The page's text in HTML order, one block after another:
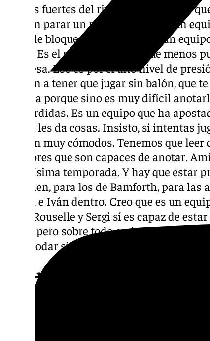
Puntos fuertes del rival: “Es un equipo
pueden parar un poco el ritmo. Es un
nivel de bloqueos indirectos. Es un
balón. Es el segundo equipo que menos
Manresa. Eso es por el alto nivel de
obligan a tener que jugar sin balón, que
pintura porque sino es muy difícil
tus pérdidas. Es un equipo que ha
zona y les da cosas. Insisto, si intentas
sienten muy cómodos. Tenemos que
jugadores que son capaces de anotar.
grandísima temporada. Y hay que estar
Valtonen, para los de Bamforth, para las
Rubén e Iván dentro. Creo que es un
tener Rouselle y Sergi sí es capaz de
cosas, pero sobre todo a nivel defensivo
incomodar si no estás preparado”.
Pendientes de Osetkowski